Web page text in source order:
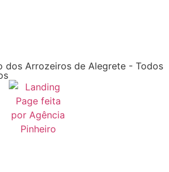
Arrozeiros de Alegrete - Todos